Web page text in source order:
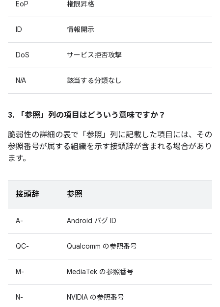
EoP 権限昇格
ID 情報開示
DoS サービス拒否攻撃
N/A 該当する分類なし
3. 「参照」 列の項目はどういう意味ですか？
脆弱性の詳細の表で「参照」 列に記載した項目には、その
参照番号が属する組織を示す接頭辞が含まれる場合があり
ます。
接頭辞 参照
A- Android バグ ID
QC- Qualcomm の参照番号
M- MediaTek の参照番号
N- NVIDIA の参照番号